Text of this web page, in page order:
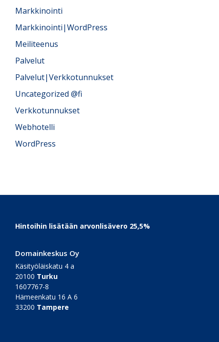
Markkinointi
Markkinointi|WordPress
Meiliteenus
Palvelut
Palvelut|Verkkotunnukset
Uncategorized @fi
Verkkotunnukset
Webhotelli
WordPress
FooterHintoihin lisätään arvonlisävero 25,5%
Domainkeskus Oy
Käsityöläiskatu 4 a
20100 Turku
1607767-8
Hämeenkatu 16 A 6
33200 Tampere